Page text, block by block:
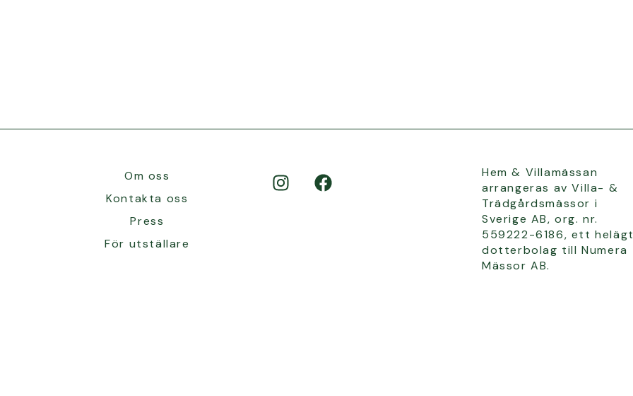
Om oss
Kontakta oss
Press
För utställare
Hem & Villamässan
arrangeras av Villa- &
Trädgårdsmässor i
Sverige AB, org. nr.
559222-6186, ett helägt
dotterbolag till Numera
Mässor AB.